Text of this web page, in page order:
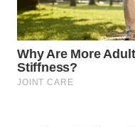
Group
WAHANA
NEWS